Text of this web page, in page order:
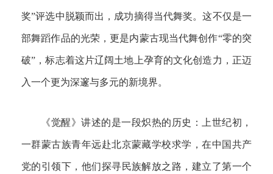
奖”评选中脱颖而出，成功摘得当代舞奖。这不仅是一
部舞蹈作品的光荣，更是内蒙古现当代舞创作“零的突
破”，标志着这片辽阔土地上孕育的文化创造力，正迈
入一个更为深邃与多元的新境界。
《觉醒》讲述的是一段炽热的历史：上世纪初，
一群蒙古族青年远赴北京蒙藏学校求学，在中国共产
党的引领下，他们探寻民族解放之路，建立了第一个